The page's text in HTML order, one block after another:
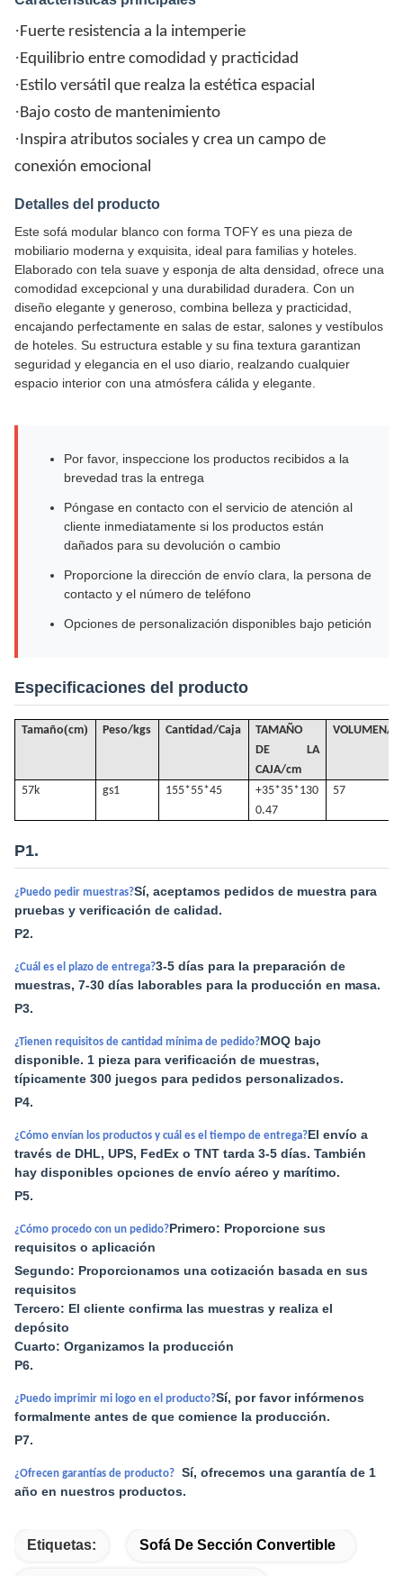
·Fuerte resistencia a la intemperie
·Equilibrio entre comodidad y practicidad
·Estilo versátil que realza la estética espacial
·Bajo costo de mantenimiento
·Inspira atributos sociales y crea un campo de
conexión emocional
Detalles del producto
Este sofá modular blanco con forma TOFY es una pieza de
mobiliario moderna y exquisita, ideal para familias y hoteles.
Elaborado con tela suave y esponja de alta densidad, ofrece una
comodidad excepcional y una durabilidad duradera. Con un
diseño elegante y generoso, combina belleza y practicidad,
encajando perfectamente en salas de estar, salones y vestíbulos
de hoteles. Su estructura estable y su fina textura garantizan
seguridad y elegancia en el uso diario, realzando cualquier
espacio interior con una atmósfera cálida y elegante.
Por favor, inspeccione los productos recibidos a la
brevedad tras la entrega
Póngase en contacto con el servicio de atención al
cliente inmediatamente si los productos están
dañados para su devolución o cambio
Proporcione la dirección de envío clara, la persona de
contacto y el número de teléfono
Opciones de personalización disponibles bajo petición
Especificaciones del producto
Tamaño(cm) Peso/kgs Cantidad/Caja
TAMAÑO
DE LA
CAJA/cm
VOLUMEN/
57k gs1 155*55*45
+35*35*130
0.47
57
P1.
¿Puedo pedir muestras?Sí, aceptamos pedidos de muestra para
pruebas y verificación de calidad.
P2.
¿Cuál es el plazo de entrega?3-5 días para la preparación de
muestras, 7-30 días laborables para la producción en masa.
P3.
¿Tienen requisitos de cantidad mínima de pedido?MOQ bajo
disponible. 1 pieza para verificación de muestras,
típicamente 300 juegos para pedidos personalizados.
P4.
¿Cómo envían los productos y cuál es el tiempo de entrega?El envío a
través de DHL, UPS, FedEx o TNT tarda 3-5 días. También
hay disponibles opciones de envío aéreo y marítimo.
P5.
¿Cómo procedo con un pedido?Primero: Proporcione sus
requisitos o aplicación
Segundo: Proporcionamos una cotización basada en sus
requisitos
Tercero: El cliente confirma las muestras y realiza el
depósito
Cuarto: Organizamos la producción
P6.
¿Puedo imprimir mi logo en el producto?Sí, por favor infórmenos
formalmente antes de que comience la producción.
P7.
¿Ofrecen garantías de producto?
Sí, ofrecemos una garantía de 1
año en nuestros productos.
Etiquetas: Sofá De Sección Convertible